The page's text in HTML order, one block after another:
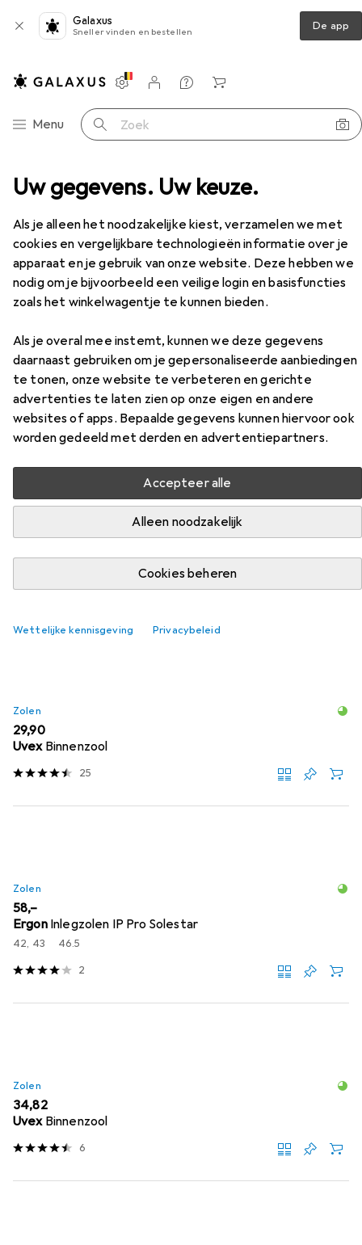
Uw gegevens. Uw keuze.
Als je alleen het noodzakelijke kiest, verzamelen we met
cookies en vergelijkbare technologieën informatie over je
apparaat en je gebruik van onze website. Deze hebben we
nodig om je bijvoorbeeld een veilige login en basisfuncties
zoals het winkelwagentje te kunnen bieden.
Als je overal mee instemt, kunnen we deze gegevens
daarnaast gebruiken om je gepersonaliseerde aanbiedingen
te tonen, onze website te verbeteren en gerichte
advertenties te laten zien op onze eigen en andere
websites of apps. Bepaalde gegevens kunnen hiervoor ook
worden gedeeld met derden en advertentiepartners.
Accepteer alle
Alleen noodzakelijk
Cookies beheren
Wettelijke kennisgeving Privacybeleid
Galaxus
Sneller vinden en bestellen De app
Categorie navigatie
Menu Zoek op
Instellingen
Klantenaccount
Produktvergelijking
Verlanglijstje
Winkelmandje
Werkschoenen Abeba ESD-schoen
AbebaESD-schoen
8 maten
Accessoires voor Abeba ESD-
schoen
Vind bijpassende accessoires voor de Abeba ESD-schoen
uit de categorie Zolen.
Relevantie
Zolen
EUR
29,90
Uvex Binnenzool
25
Zolen
EUR
58,–
Ergon Inlegzolen IP Pro Solestar
42, 43 46.5
2
Zolen
EUR
34,82
Uvex Binnenzool
6